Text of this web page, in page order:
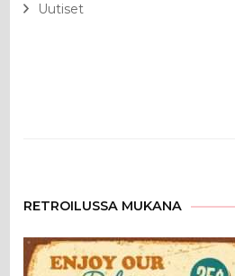
Uutiset
RETROILUSSA MUKANA